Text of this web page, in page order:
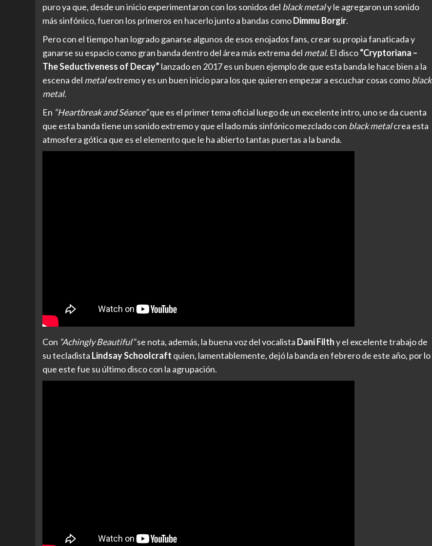
puro ya que, desde un inicio experimentaron con los sonidos del black metaly le agregaron un sonido
más sinfónico, fueron los primeros en hacerlo junto a bandas comoDimmu Borgir.
Pero con el tiempo han logrado ganarse algunos de esos enojados fans, crear su propia fanaticada y
ganarse su espacio como gran banda dentro del área más extrema del metal. El disco“Cryptoriana –
The Seductiveness of Decay” lanzado en 2017 es un buen ejemplo de que esta banda le hace bien a la
escena del metalextremo y es un buen inicio para los que quieren empezar a escuchar cosas comoblack
metal.
En “Heartbreak and Séance”que es el primer tema oficial luego de un excelente intro, uno se da cuenta
que esta banda tiene un sonido extremo y que el lado más sinfónico mezclado con black metalcrea esta
atmosfera gótica que es el elemento que le ha abierto tantas puertas a la banda.
Con “Achingly Beautiful”se nota, además, la buena voz del vocalista Dani Filthy el excelente trabajo de
su tecladista Lindsay Schoolcraft quien, lamentablemente, dejó la banda en febrero de este año, por lo
que este fue su último disco con la agrupación.